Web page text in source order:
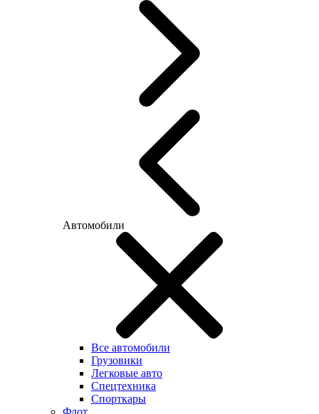
Автомобили
Все автомобили
Грузовики
Легковые авто
Спецтехника
Спорткары
Флот